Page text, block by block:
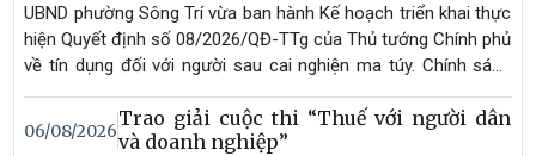
UBND phường Sông Trí vừa ban hành Kế hoạch triển khai thực
hiện Quyết định số 08/2026/QĐ-TTg của Thủ tướng Chính phủ
về tín dụng đối với người sau cai nghiện ma túy. Chính sách
nhằm tạo điều kiện để người sau cai nghiện tiếp cận nguồn
vốn ưu đãi, học nghề, tạo việc làm, phát triển sản xuất, kinh
doanh, từng bước ổn định cuộc sống và tái hòa nhập cộng
06/08/2026
Trao giải cuộc thi “Thuế với người dân
và doanh nghiệp”